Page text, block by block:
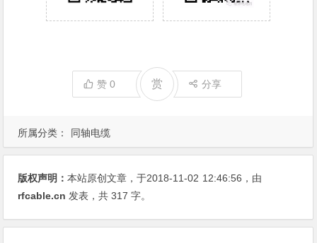
所属分类： 同轴电缆
赞0 赏 分享
版权声明：本站原创文章，于2018-11-02 12:46:56 ，由
rfcable.cn 发表，共 317 字。